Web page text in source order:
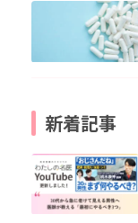
新着記事